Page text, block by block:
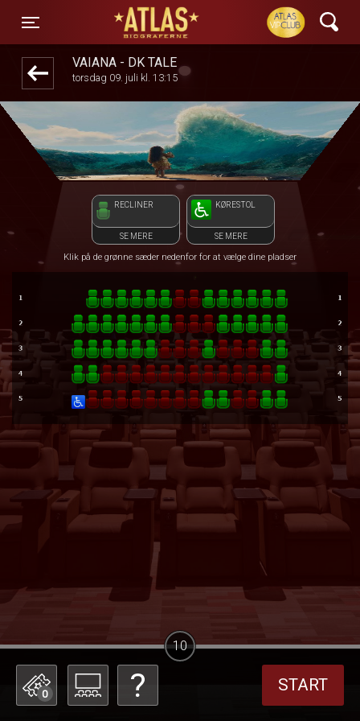
Toggle navigation
ATLAS Biograferne
VAIANA - DK TALE
torsdag 09. juli kl. 13:15
RECLINER
SE MERE
KØRESTOL
SE MERE
Klik på de grønne sæder nedenfor for at vælge dine pladser
0 START
10
1step-front02 011118